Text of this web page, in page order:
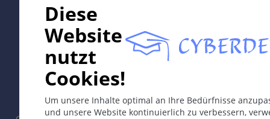
Diese
Website
nutzt
Cookies!
Um unsere Inhalte optimal an Ihre Bedürfnisse
und unsere Website kontinuierlich zu verbessern,
In collaboration with Erasmus+ hEduLearnIt editorial
group